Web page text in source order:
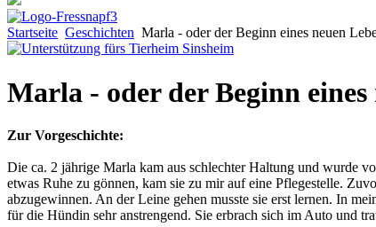
Startseite Geschichten Marla - oder der Beginn eines neuen
Marla - oder der Beginn eines
Zur Vorgeschichte:
Die ca. 2 jährige Marla kam aus schlechter Haltung und wurde
etwas Ruhe zu gönnen, kam sie zu mir auf eine Pflegestelle.
abzugewinnen. An der Leine gehen musste sie erst lernen. In
für die Hündin sehr anstrengend. Sie erbrach sich im Auto und